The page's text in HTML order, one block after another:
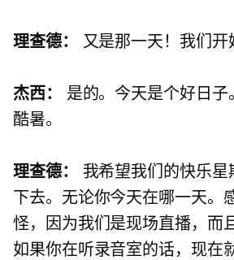
理查德： 又是那一天！我们开
杰西：
是的。今天是个好日子
酷暑。
理查德：
我希望我们的快乐星
下去。无论你今天在哪一天。
怪，因为我们是现场直播，而
如果你在听录音室的话，现在